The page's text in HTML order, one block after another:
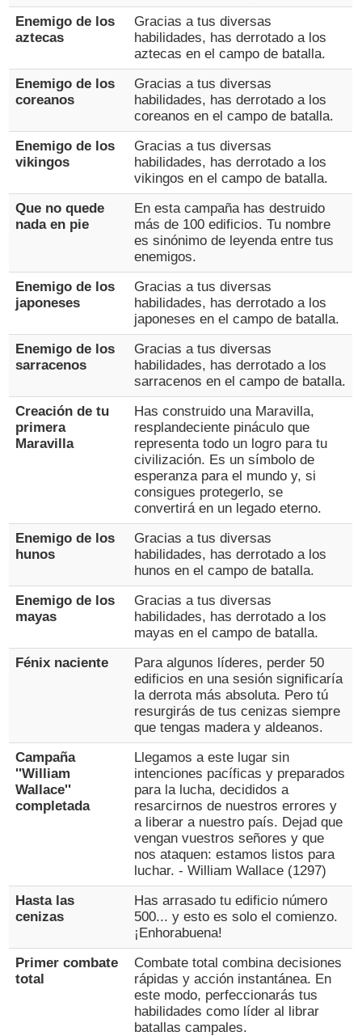
Enemigo de los
aztecas
Gracias a tus diversas
habilidades, has derrotado a los
aztecas en el campo de batalla.
Enemigo de los
coreanos
Gracias a tus diversas
habilidades, has derrotado a los
coreanos en el campo de batalla.
Enemigo de los
vikingos
Gracias a tus diversas
habilidades, has derrotado a los
vikingos en el campo de batalla.
Que no quede
nada en pie
En esta campaña has destruido
más de 100 edificios. Tu nombre
es sinónimo de leyenda entre tus
enemigos.
Enemigo de los
japoneses
Gracias a tus diversas
habilidades, has derrotado a los
japoneses en el campo de batalla.
Enemigo de los
sarracenos
Gracias a tus diversas
habilidades, has derrotado a los
sarracenos en el campo de batalla.
Creación de tu
primera
Maravilla
Has construido una Maravilla,
resplandeciente pináculo que
representa todo un logro para tu
civilización. Es un símbolo de
esperanza para el mundo y, si
consigues protegerlo, se
convertirá en un legado eterno.
Enemigo de los
hunos
Gracias a tus diversas
habilidades, has derrotado a los
hunos en el campo de batalla.
Enemigo de los
mayas
Gracias a tus diversas
habilidades, has derrotado a los
mayas en el campo de batalla.
Fénix naciente
Para algunos líderes, perder 50
edificios en una sesión significaría
la derrota más absoluta. Pero tú
resurgirás de tus cenizas siempre
que tengas madera y aldeanos.
Campaña
''William
Wallace''
completada
Llegamos a este lugar sin
intenciones pacíficas y preparados
para la lucha, decididos a
resarcirnos de nuestros errores y
a liberar a nuestro país. Dejad que
vengan vuestros señores y que
nos ataquen: estamos listos para
luchar. - William Wallace (1297)
Hasta las
cenizas
Has arrasado tu edificio número
500... y esto es solo el comienzo.
¡Enhorabuena!
Primer combate
total
Combate total combina decisiones
rápidas y acción instantánea. En
este modo, perfeccionarás tus
habilidades como líder al librar
batallas campales.